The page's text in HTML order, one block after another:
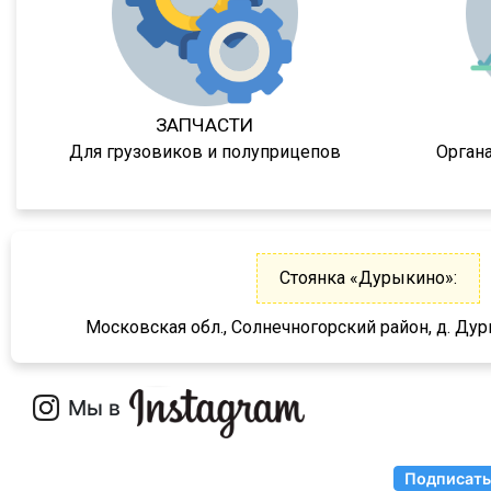
Premium
Lander
544018-1320-031
XS International
LVFS3F
ЗАПЧАСТИ
Для грузовиков и полуприцепов
Стоянка «Дурыкино»:
Московская обл., Солнечногорский район, д.